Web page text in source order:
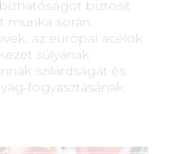
biztosít
munka során.
az európai acélok
súlyának
szilárdságát és
fogyasztásának